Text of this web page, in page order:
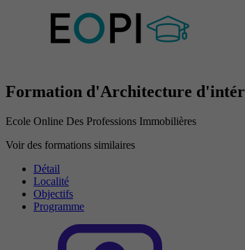
Formation d'Architecture
Ecole Online Des Professions Immobilières
Voir des formations similaires
Détail
Localité
Objectifs
Programme